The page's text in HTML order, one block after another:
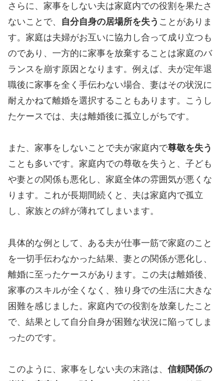
さらに、家事をしない夫は家庭内での役割を果たさ
ないことで、 自分自身の居場所を失う ことがありま
す。家庭は夫婦がお互いに協力し合って成り立つも
のであり、一方的に家事を放棄することは家庭のバ
ランスを崩す原因となります。例えば、夫が定年退
職後に家事を全く手伝わない場合、妻はその状況に
耐えかねて離婚を選択することもあります。こうし
たケースでは、夫は離婚後に孤立しがちです。
また、家事をしないことで夫が家庭内で尊敬を失う
ことも多いです。家庭内での尊敬を失うと、子ども
や妻との関係も悪化し、家庭全体の雰囲気が悪くな
ります。これが長期間続くと、夫は家庭内で孤立
し、家族との絆が薄れてしまいます。
具体的な例として、ある夫が仕事一筋で家庭のこと
を一切手伝わなかった結果、妻との関係が悪化し、
離婚に至ったケースがあります。この夫は離婚後、
家事のスキルが全くなく、独り身での生活に大きな
困難を感じました。家庭内での役割を放棄したこと
で、結果として自分自身が困難な状況に陥ってしま
ったのです。
このように、家事をしない夫の末路は、 信頼関係の